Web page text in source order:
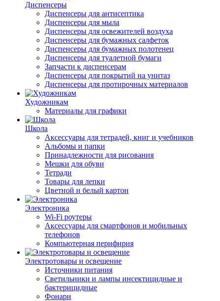
Диспенсеры
Диспенсеры для антисептика
Диспенсеры для мыла
Диспенсеры для освежителей воздуха
Диспенсеры для бумажных салфеток
Диспенсеры для бумажных полотенец
Диспенсеры для туалетной бумаги
Запчасти к диспенсерам
Диспенсеры для покрытий на унитаз
Диспенсеры для протирочных материалов
Художникам
Материалы для графики
Школа
Аксессуары для тетрадей, книг и учебников
Альбомы и папки
Принадлежности для рисования
Мешки для обуви
Тетради
Товары для лепки
Цветной и белый картон
Электроника
Wi-Fi роутеры
Аксессуары для смартфонов и мобильных
телефонов
Компьютерная перифирия
Электротовары и освещение
Источники питания
Светильники и лампы инсектицидные и
бактерицидные
Фонари